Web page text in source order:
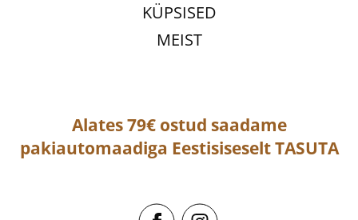
KÜPSISED
MEIST
Alates 79€ ostud saadame
pakiautomaadiga EestisiseseltTASUTA